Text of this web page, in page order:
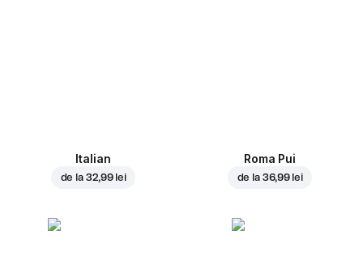
Italian
de la 32,99 lei
Roma Pui
de la 36,99 lei